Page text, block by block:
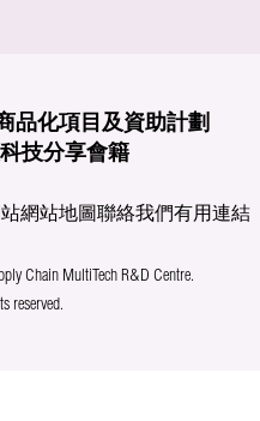
品化項目及資助計劃
科技分享會籍
網站地圖聯絡我們有用連結
Chain MultiTech R&D Centre.
reserved.